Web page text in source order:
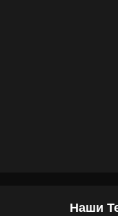
Наши